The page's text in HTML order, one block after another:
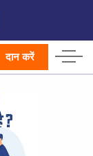
दान करें